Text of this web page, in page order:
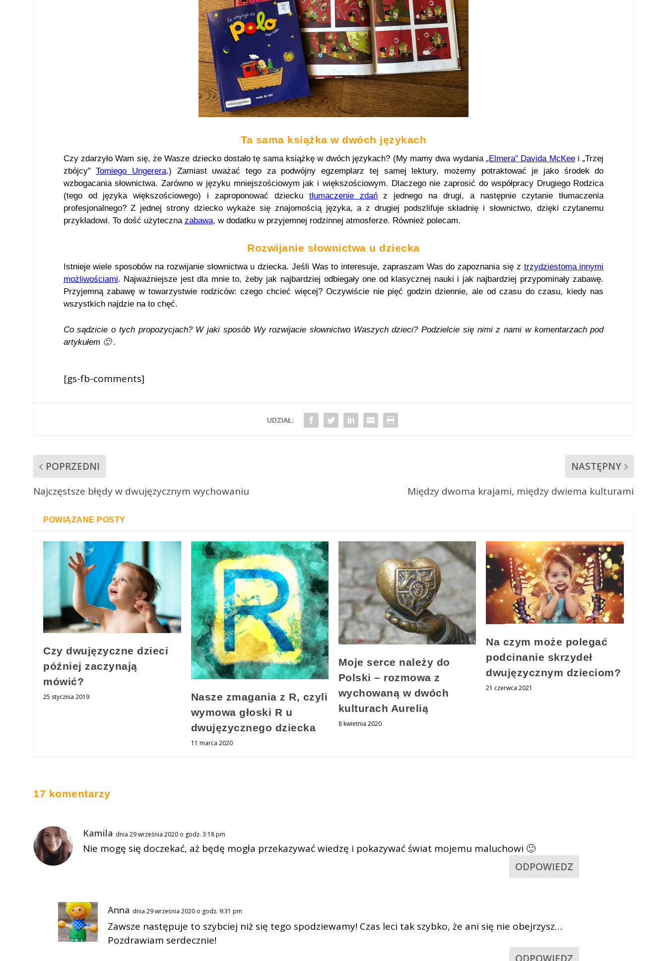
Ta sama książka w dwóch językach
Czy zdarzyło Wam się, że Wasze dziecko dostało tę sama książkę w dwóch językach? (My mamy dwa wydania „Elmera” Davida McKeei „Trzej
zbójcy”Tomiego Ungerera.) Zamiast uważać tego za podwójny egzemplarz tej samej lektury, możemy potraktować je jako środek do
wzbogacania słownictwa. Zarówno w języku mniejszościowym jak i większościowym. Dlaczego nie zaprosić do współpracy Drugiego Rodzica
(tego od języka większościowego) i zaproponować dziecku tłumaczenie zdańz jednego na drugi, a następnie czytanie tłumaczenia
profesjonalnego? Z jednej strony dziecko wykaże się znajomością języka, a z drugiej podszlifuje składnię i słownictwo, dzięki czytanemu
przykładowi. To dość użyteczna zabawa, w dodatku w przyjemnej rodzinnej atmosferze. Również polecam.
Rozwijanie słownictwa u dziecka
Istnieje wiele sposobów na rozwijanie słownictwa u dziecka. Jeśli Was to interesuje, zapraszam Was do zapoznania się z trzydziestoma innymi
możliwościami. Najważniejsze jest dla mnie to, żeby jak najbardziej odbiegały one od klasycznej nauki i jak najbardziej przypominały zabawę.
Przyjemną zabawę w towarzystwie rodziców: czego chcieć więcej? Oczywiście nie pięć godzin dziennie, ale od czasu do czasu, kiedy nas
wszystkich najdzie na to chęć.
Co sądzicie o tych propozycjach? W jaki sposób Wy rozwijacie słownictwo Waszych dzieci? Podzielcie się nimi z nami w komentarzach pod
artykułem 🙂 .
[gs-fb-comments]
UDZIAŁ:
POPRZEDNI
Najczęstsze błędy w dwujęzycznym wychowaniu
NASTĘPNY
Między dwoma krajami, między dwiema kulturami
POWIĄZANE POSTY
Czy dwujęzyczne dzieci
później zaczynają
mówić?
25 stycznia 2019
Nasze zmagania z R, czyli
wymowa głoski R u
dwujęzycznego dziecka
11 marca 2020
Moje serce należy do
Polski – rozmowa z
wychowaną w dwóch
kulturach Aurelią
8 kwietnia 2020
Na czym może polegać
podcinanie skrzydeł
dwujęzycznym dzieciom?
21 czerwca 2021
17 komentarzy
Kamila dnia 29 września 2020 o godz. 3:18 pm
Nie mogę się doczekać, aż będę mogła przekazywać wiedzę i pokazywać świat mojemu maluchowi 🙂
ODPOWIEDZ
Anna dnia 29 września 2020 o godz. 9:31 pm
Zawsze następuje to szybciej niż się tego spodziewamy! Czas leci tak szybko, że ani się nie obejrzysz…
Pozdrawiam serdecznie!
ODPOWIEDZ